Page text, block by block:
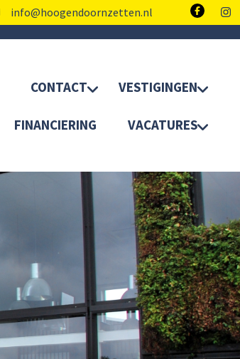
info@hoogendoornzetten.nl
CONTACT VESTIGINGEN
FINANCIERING VACATURES